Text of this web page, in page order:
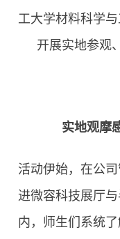
工大学材料科学
开展实地参观
实地观摩
活动伊始，在公
进微容科技展厅
内，师生们系统